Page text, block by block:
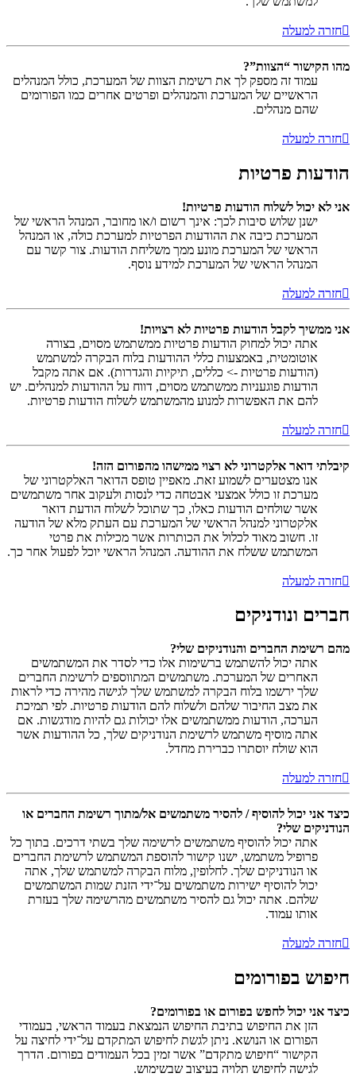
חזרה למעלה
מהו הקישור “הצוות”?
עמוד זה מספק לך את רשימת הצוות של המערכת, כולל המנהלים
הראשיים של המערכת והמנהלים ופרטים אחרים כמו הפורומים
שהם מנהלים.
חזרה למעלה
הודעות פרטיות
אני לא יכול לשלוח הודעות פרטיות!
ישנן שלוש סיבות לכך: אינך רשום ו/או מחובר, המנהל הראשי של
המערכת כיבה את ההודעות הפרטיות למערכת כולה, או המנהל
הראשי של המערכת מונע ממך משליחת הודעות. צור קשר עם
המנהל הראשי של המערכת למידע נוסף.
חזרה למעלה
אני ממשיך לקבל הודעות פרטיות לא רצויות!
אתה יכול למחוק הודעות פרטיות ממשתמש מסוים, בצורה
אוטומטית, באמצעות כללי ההודעות בלוח הבקרה למשתמש
(הודעות פרטיות -> כללים, תיקיות והגדרות). אם אתה מקבל
הודעות פוגעניות ממשתמש מסוים, דווח על ההודעות למנהלים. יש
להם את האפשרות למנוע מהמשתמש לשלוח הודעות פרטיות.
חזרה למעלה
קיבלתי דואר אלקטרוני לא רצוי ממישהו מהפורום הזה!
אנו מצטערים לשמוע זאת. מאפיין טופס הדואר האלקטרוני של
מערכת זו כולל אמצעי אבטחה כדי לנסות ולעקוב אחר משתמשים
אשר שולחים הודעות כאלו, כך שתוכל לשלוח הודעת דואר
אלקטרוני למנהל הראשי של המערכת עם העתק מלא של הודעה
זו. חשוב מאוד לכלול את הכותרות אשר מכילות את פרטי
המשתמש ששלח את ההודעה. המנהל הראשי יוכל לפעול אחר כך.
חזרה למעלה
חברים ונודניקים
מהם רשימת החברים והנודניקים שלי?
אתה יכול להשתמש ברשימות אלו כדי לסדר את המשתמשים
האחרים של המערכת. משתמשים המתווספים לרשימת החברים
שלך ירשמו בלוח הבקרה למשתמש שלך לגישה מהירה כדי לראות
את מצב החיבור שלהם ולשלוח להם הודעות פרטיות. לפי תמיכת
הערכה, הודעות ממשתמשים אלו יכולות גם להיות מודגשות. אם
אתה מוסיף משתמש לרשימת הנודניקים שלך, כל ההודעות אשר
הוא שולח יוסתרו כברירת מחדל.
חזרה למעלה
כיצד אני יכול להוסיף / להסיר משתמשים אל/מתוך רשימת החברים או
הנודניקים שלי?
אתה יכול להוסיף משתמשים לרשימה שלך בשתי דרכים. בתוך כל
פרופיל משתמש, ישנו קישור להוספת המשתמש לרשימת החברים
או הנודניקים שלך. לחלופין, מלוח הבקרה למשתמש שלך, אתה
יכול להוסיף ישירות משתמשים על־ידי הזנת שמות המשתמשים
שלהם. אתה יכול גם להסיר משתמשים מהרשימה שלך בעזרת
אותו עמוד.
חזרה למעלה
חיפוש בפורומים
כיצד אני יכול לחפש בפורום או בפורומים?
הזן את החיפוש בתיבת החיפוש הנמצאת בעמוד הראשי, בעמודי
הפורום או הנושא. ניתן לגשת לחיפוש המתקדם על־ידי לחיצה על
הקישור “חיפוש מתקדם” אשר זמין בכל העמודים בפורום. הדרך
לגישה לחיפוש תלויה בעיצוב שבשימוש.